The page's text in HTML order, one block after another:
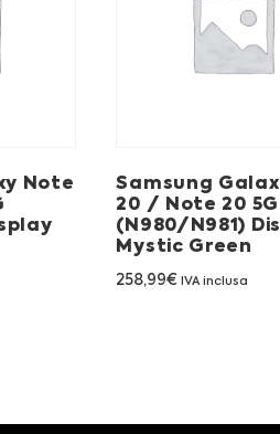
Note
Samsung
20 / Note 20 5G
(N980/N981)
Mystic Green
258,99€ IVA inclusa